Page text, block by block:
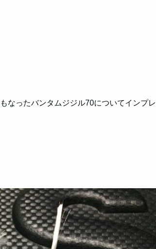
なったバンタムジジル70についてインプ